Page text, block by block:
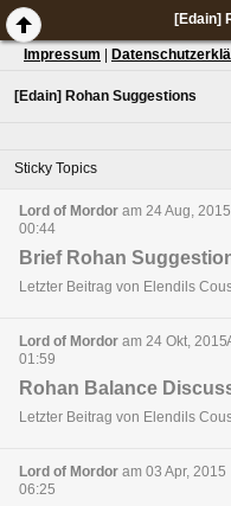
[Edain]
Impressum
[Edain] Rohan Suggestions
Sticky Topics
Lord of Mordor am 24 Aug, 2015
00:44
Brief Rohan
Letzter Beitrag von Elendils
Lord of Mordor am 24 Okt, 2015
01:59
Rohan Balance
Letzter Beitrag von Elendils
Lord of Mordor am 03 Apr, 2015
06:25